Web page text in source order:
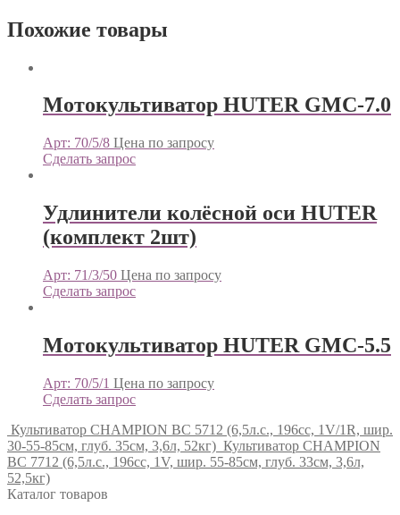
Похожие товары
Мотокультиватор HUTER GMC-7.0
Арт: 70/5/8 Цена по запросу
Сделать запрос
Удлинители колёсной оси HUTER
(комплект 2шт)
Арт: 71/3/50 Цена по запросу
Сделать запрос
Мотокультиватор HUTER GMC-5.5
Арт: 70/5/1 Цена по запросу
Сделать запрос
Культиватор CHAMPION BC 5712 (6,5л.с., 196cc, 1V/1R, шир.
30-55-85см, глуб. 35см, 3,6л, 52кг) Культиватор CHAMPION
BC 7712 (6,5л.с., 196cc, 1V, шир. 55-85см, глуб. 33см, 3,6л,
52,5кг)
Каталог товаров